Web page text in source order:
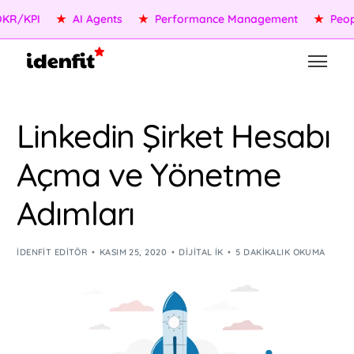
★ AI Agents ★ Performance Management ★ People
Linkedin Şirket Hesabı
Açma ve Yönetme
Adımları
IDENFIT EDITÖR KASIM 25, 2020 DIJITAL İK 5 DAKIKALIK OKUMA